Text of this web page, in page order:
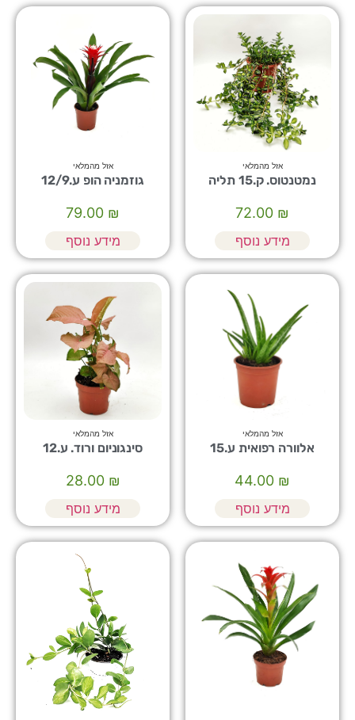
אזל מהמלאי
נמטנטוס. ק.15 תליה
₪
מידע נוסף
אזל מהמלאי
גוזמניה הופ ע.12/9
₪
מידע נוסף
אזל מהמלאי
אלוורה רפואית ע.15
₪
מידע נוסף
אזל מהמלאי
סינגוניום ורוד. ע.12
₪
28.00
מידע נוסף